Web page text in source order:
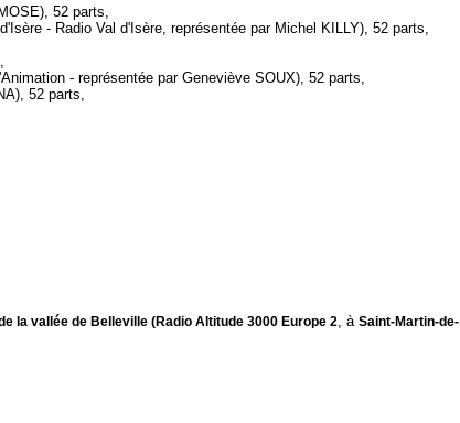
52 parts,
- Radio Val d'Isère, représentée par Michel KILLY), 52 parts,
- représentée par Geneviève SOUX), 52 parts,
52 parts,
la vallée de Belleville (Radio Altitude 3000 Europe 2, à Saint-Martin-de-